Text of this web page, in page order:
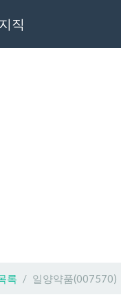
직
록 일양약품(007570)